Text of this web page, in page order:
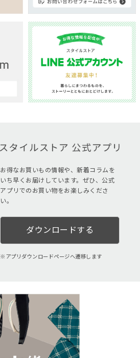
お得なお買いもの情報や、新着コラムを
いち早くお届けしています。ぜひ、公式
アプリでのお買い物をお楽しみくださ
い。
ダウンロードする
アプリダウンロードページへ遷移します